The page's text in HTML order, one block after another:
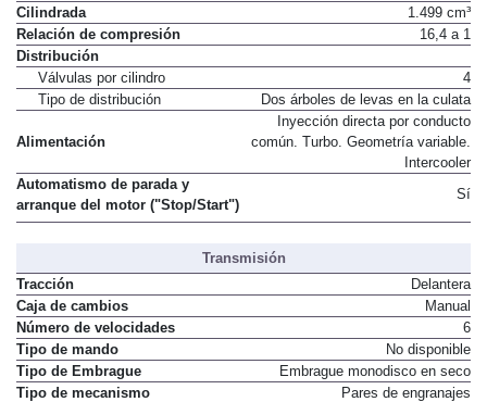
Cilindrada
1.499 cm³
Relación de compresión
16,4 a 1
Distribución
Válvulas por cilindro
4
Tipo de distribución
Dos árboles de levas en la culata
Alimentación
Inyección directa por conducto
común. Turbo. Geometría variable.
Intercooler
Automatismo de parada y
arranque del motor ("Stop/Start")
Sí
Transmisión
Tracción
Delantera
Caja de cambios
Manual
Número de velocidades
6
Tipo de mando
No disponible
Tipo de Embrague
Embrague monodisco en seco
Tipo de mecanismo
Pares de engranajes